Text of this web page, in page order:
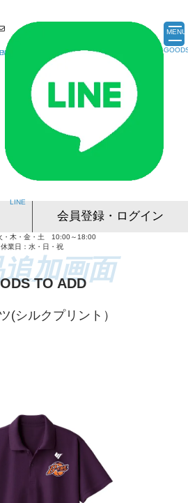
MENU
会員登録・ログイン
・木・金・土 10:00～18:00
休業日：水・日・祝
TO ADD
(シルクプリント）